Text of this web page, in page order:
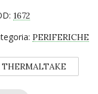
1672
PERIFERICHE
THERMALTAKE